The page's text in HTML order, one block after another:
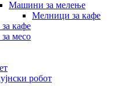
Машини за мелење
Мелници за кафе
кафе
месо
робот